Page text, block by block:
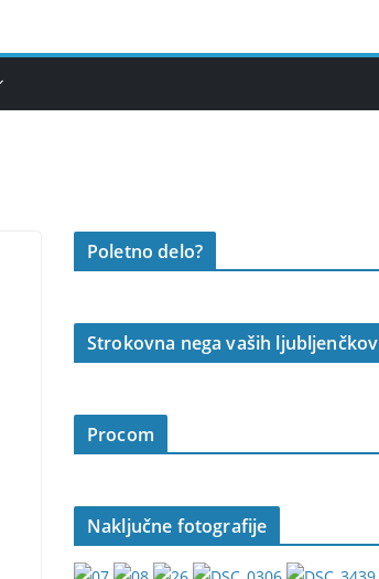
Poletno delo?
Strokovna nega vaših ljubljenčkov
Procom
Naključne fotografije